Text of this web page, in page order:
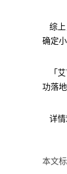
综上
确定
「艾
功落
详情
本文